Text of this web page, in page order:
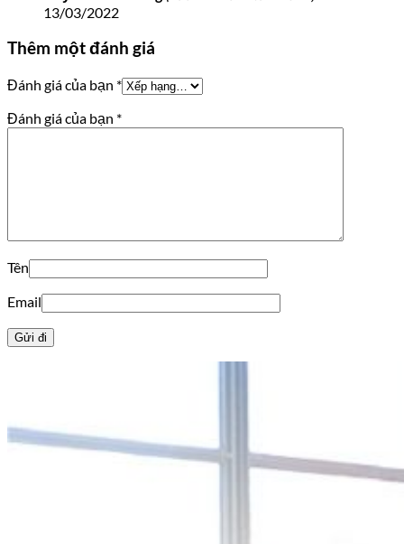
13/03/2022
Thêm một đánh giá
Đánh giá của bạn *
Đánh giá của bạn *
Tên
Email